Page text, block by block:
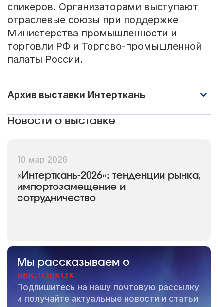
спикеров. Организаторами выступают
отраслевые союзы при поддержке
Министерства промышленности и
торговли РФ и Торгово-промышленной
палаты России.
Архив выставки Интерткань
V Международная выставка тканей и
более 5 400 кв. м. собрала более 200
брендов компаний-производителей и
поставщиков тканей. Выросло и
количество посетителей выставки: за 4
Франции, Германии, Китая, Италии,
Индии, стран ближнего и дальнего
зарубежья.
Весной 2019 года в экспозиции выставки
Новости о выставке
10 мар 2026
«Интерткань-2026»: тенденции рынка,
импортозамещение и
сотрудничество
Мы рассказываем о
выставках
Подпишитесь на нашу почтовую рассылку
и получайте актуальные новости и статьи